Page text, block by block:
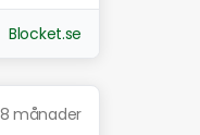
Blocket.se
8 månader